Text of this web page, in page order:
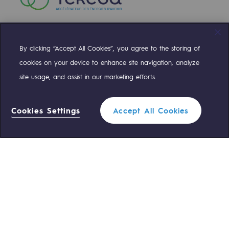
Compte TwitterCompte Facebook
Compte LinkedinCompte Youtube
Standard Teréga 0 559 133 400
By clicking “Accept All Cookies”, you agree to the storing of
cookies on your device to enhance site navigation, analyze
site usage, and assist in our marketing efforts.
Cookies Settings Accept All Cookies